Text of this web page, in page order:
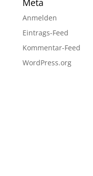
Meta
Anmelden
Eintrags-Feed
Kommentar-Feed
WordPress.org